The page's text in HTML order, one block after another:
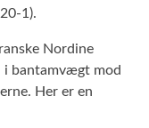
1).
Nordine
i bantamvægt mod
Her er en